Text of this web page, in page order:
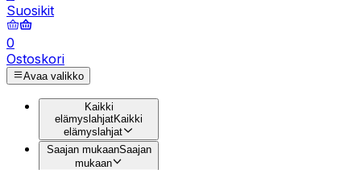
Suosikit
0
Ostoskori
Avaa valikko
Kaikki
elämyslahjatKaikki
elämyslahjat
Saajan mukaanSaajan
mukaan